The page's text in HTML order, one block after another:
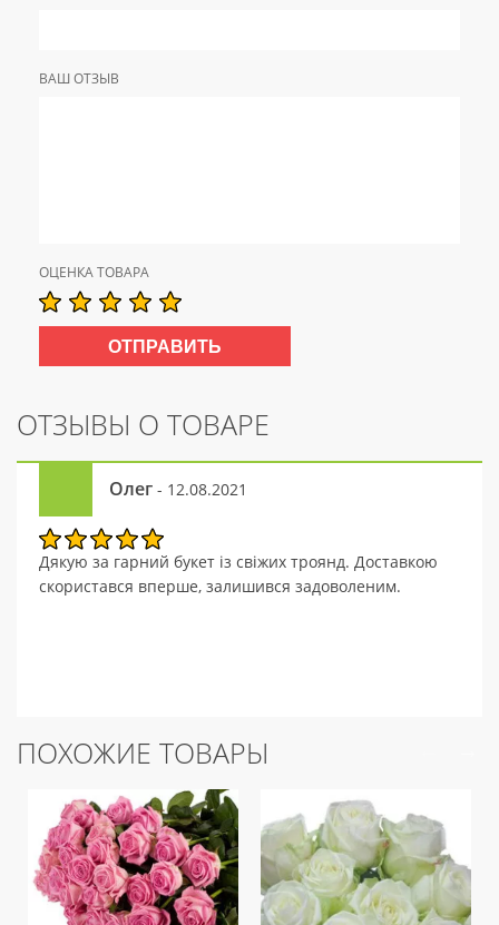
ВАШ ОТЗЫВ
ОЦЕНКА ТОВАРА
ОТЗЫВЫ О ТОВАРЕ
Олег - 12.08.2021
Дякую за гарний букет із свіжих троянд. Доставкою
скористався вперше, залишився задоволеним.
ПОХОЖИЕ ТОВАРЫ